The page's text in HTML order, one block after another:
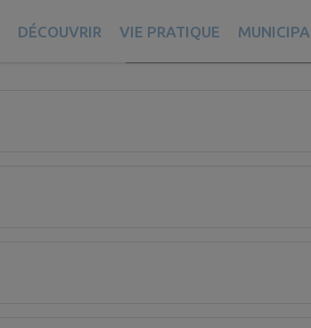
DÉCOUVRIR VIE PRATIQUE
Rechercher